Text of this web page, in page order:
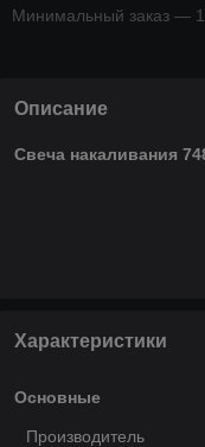
Минимальный заказ —
Описание
Свеча накаливания
Характеристики
Основные
Производитель